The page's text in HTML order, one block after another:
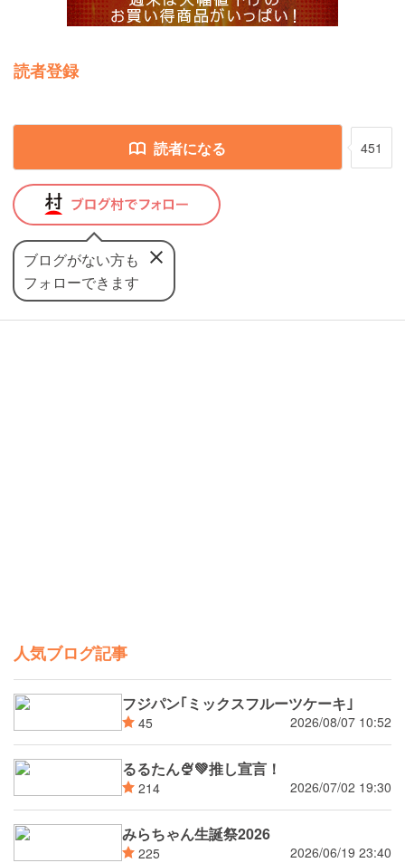
読者登録
読者になる 451
ブログがない方も
フォローできます
人気ブログ記事
フジパン｢ミックスフルーツケーキ｣
45 2026/08/07 10:52
るるたん🍨‪💚推し宣言！
214 2026/07/02 19:30
みらちゃん生誕祭2026
225 2026/06/19 23:40